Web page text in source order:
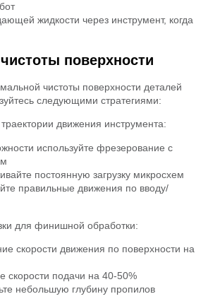
жидкости через инструмент, когда
поверхности
чистоты поверхности деталей
следующими стратегиями:
движения инструмента:
используйте фрезерование с
постоянную загрузку микросхем
правильные движения по вводу/
для финишной обработки:
скорости движения по поверхности на
скорости подачи на 40-50%
небольшую глубину пропилов